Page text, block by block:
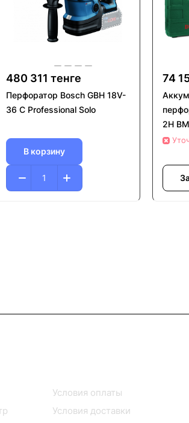
480 311 тенге
Перфоратор Bosch GBH 18V-
36 C Professional Solo
В корзину
74
2H
Условия оплаты
Условия доставки